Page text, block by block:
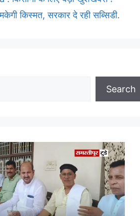
किस्मत, सरकार दे रही सब्सिडी.
Search